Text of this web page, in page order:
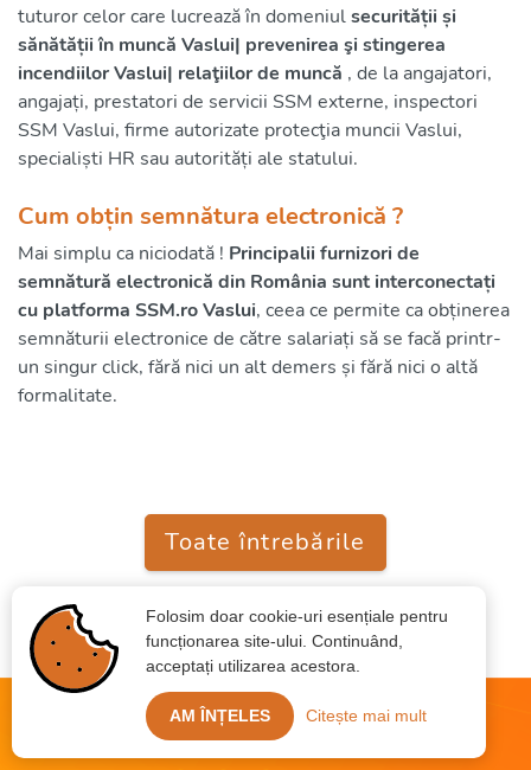
tuturor celor care lucrează în domeniulsecurității și
sănătății în muncă Vaslui| prevenirea şi stingerea
incendiilor Vaslui| relaţiilor de muncă , de la angajatori,
angajați, prestatori de servicii SSM externe, inspectori
SSM Vaslui, firme autorizate protecţia muncii Vaslui,
specialiști HR sau autorități ale statului.
Cum obțin semnătura electronică ?
Mai simplu ca niciodată ! Principalii furnizori de
semnătură electronică din România sunt interconectați
cu platforma SSM.ro Vaslui, ceea ce permite ca obținerea
semnăturii electronice de către salariați să se facă printr-
un singur click, fără nici un alt demers și fără nici o altă
formalitate.
Toate întrebările
Folosim doar cookie-uri esențiale pentru
funcționarea site-ului. Continuând,
acceptați utilizarea acestora.
AM ÎNȚELES Citește mai mult